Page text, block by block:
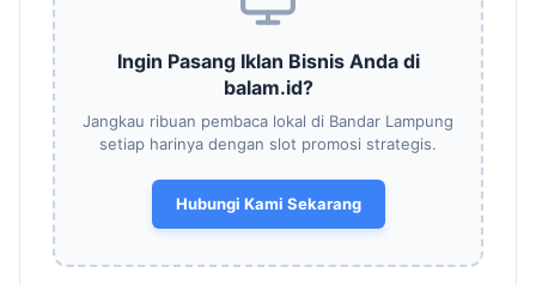
Ingin Pasang Iklan Bisnis Anda di
balam.id?
Jangkau ribuan pembaca lokal di Bandar Lampung
setiap harinya dengan slot promosi strategis.
Hubungi Kami Sekarang